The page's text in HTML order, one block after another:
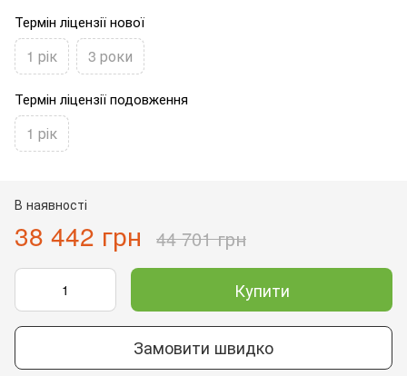
Термін ліцензії нової
1 рік 3 роки
Термін ліцензії подовження
1 рік
В наявності
38 442 грн 44 701 грн
Купити
Замовити швидко